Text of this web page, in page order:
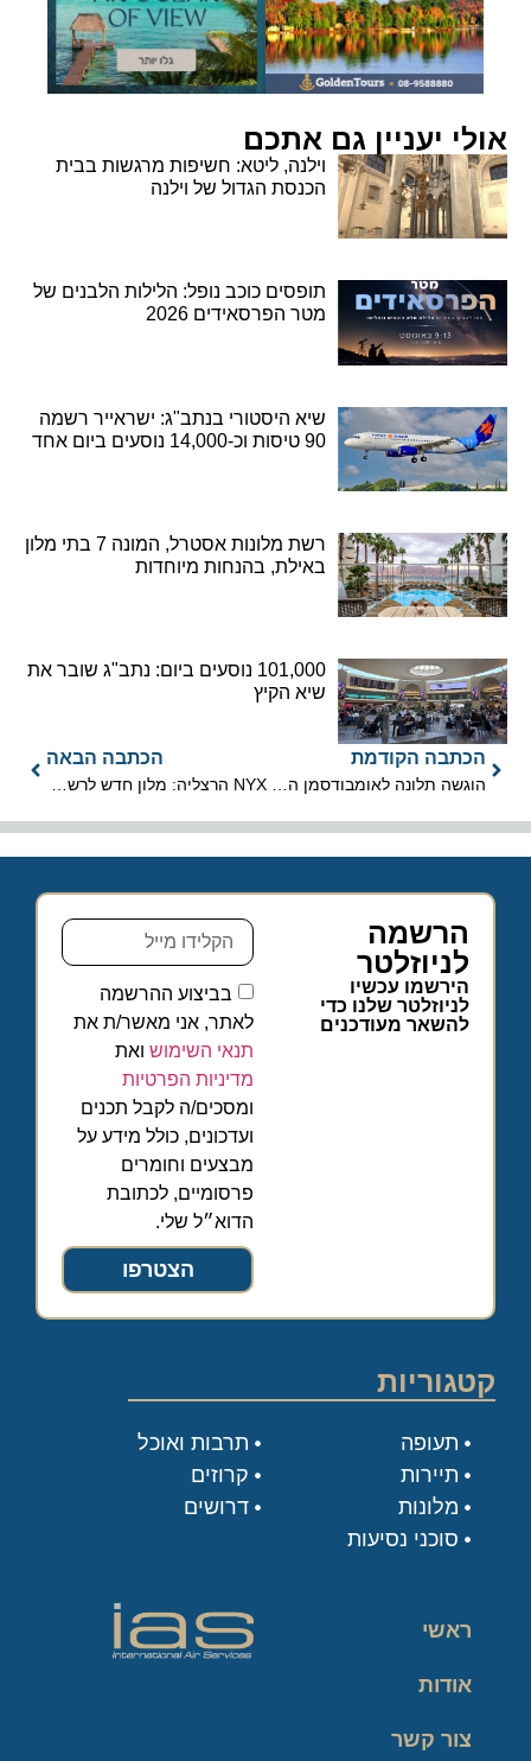
אולי יעניין גם אתכם
וילנה, ליטא: חשיפות מרגשות בבית
הכנסת הגדול של וילנה
תופסים כוכב נופל: הלילות הלבנים של
מטר הפרסאידים 2026
שיא היסטורי בנתב"ג: ישראייר רשמה
90 טיסות וכ-14,000 נוסעים ביום אחד
רשת מלונות אסטרל, המונה 7 בתי מלון
באילת, בהנחות מיוחדות
101,000 נוסעים ביום: נתב"ג שובר את
שיא הקיץ
הכתבה הקודמת
הוגשה תלונה לאומבודסמן האירופי בנושא היטל ה-GDS
הכתבה הבאה
NYX הרצליה: מלון חדש לרשת מלונות פתאל
הרשמה
לניוזלטר
הירשמו עכשיו
לניוזלטר שלנו כדי
להשאר מעודכנים
בביצוע ההרשמה
לאתר, אני מאשר/ת את
תנאי השימושואת
מדיניות הפרטיות
ומסכים/ה לקבל תכנים
ועדכונים, כולל מידע על
מבצעים וחומרים
פרסומיים, לכתובת
הדוא״ל שלי.
הצטרפו
קטגוריות
תעופה
תיירות
מלונות
סוכני נסיעות
תרבות ואוכל
קרוזים
דרושים
ראשי
אודות
צור קשר